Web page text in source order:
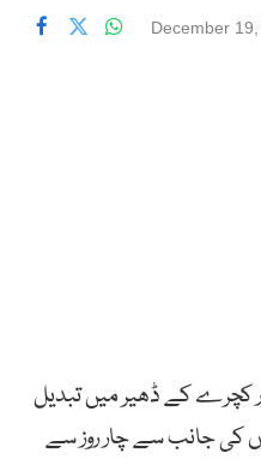
December
کچرے کے ڈھیر میں تبدیل
کی جانب سے چار روز سے